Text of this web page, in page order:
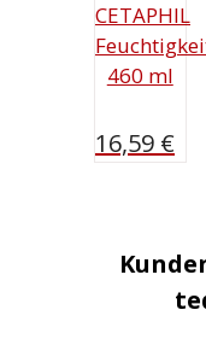
CETAPHIL
460 ml
16,59 €